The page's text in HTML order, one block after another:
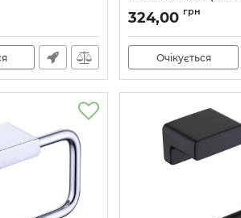
Артикул: ZX4648
324,00 грн
Очікується